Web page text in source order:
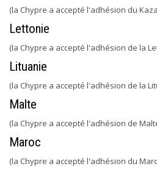
(la Chypre a accepté l'adhésion du
Lettonie
(la Chypre a accepté l'adhésion de la
Lituanie
(la Chypre a accepté l'adhésion de la
Malte
(la Chypre a accepté l'adhésion de
Maroc
(la Chypre a accepté l'adhésion du